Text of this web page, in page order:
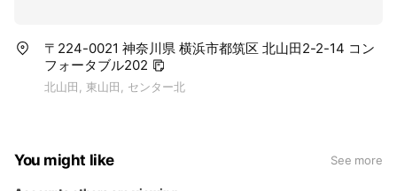
〒224-0021 神奈川県 横浜市都筑区 北山田2-2-14 コン
フォータブル202
北山田, 東山田, センター北
You might like See more